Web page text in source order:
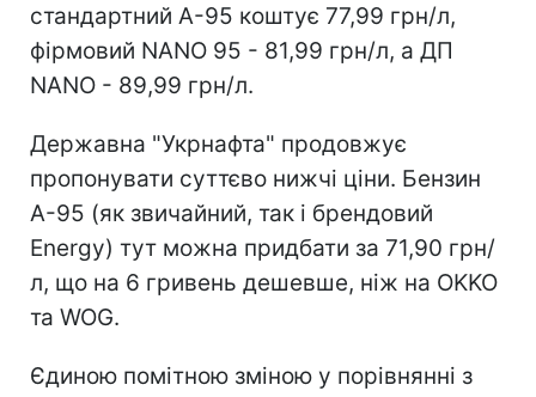
стандартний А-95 коштує 77,99 грн/л,
фірмовий NANO 95 - 81,99 грн/л, а ДП
NANO - 89,99 грн/л.
Державна "Укрнафта" продовжує
пропонувати суттєво нижчі ціни. Бензин
А-95 (як звичайний, так і брендовий
Energy) тут можна придбати за 71,90 грн/
л, що на 6 гривень дешевше, ніж на OKKO
та WOG.
Єдиною помітною зміною у порівнянні з